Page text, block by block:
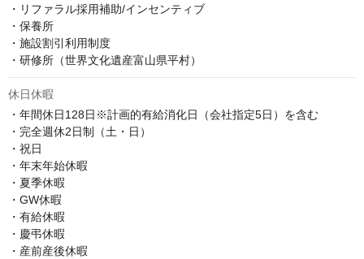
・リファラル採用補助/インセンティブ
・保養所
・施設割引利用制度
休日休暇
・年間休日128日※計画的有給消化日（会社指定5日）を含む
・完全週休2日制（土・日）
・祝日
・年末年始休暇
・夏季休暇
・GW休暇
・有給休暇
・慶弔休暇
・産前産後休暇